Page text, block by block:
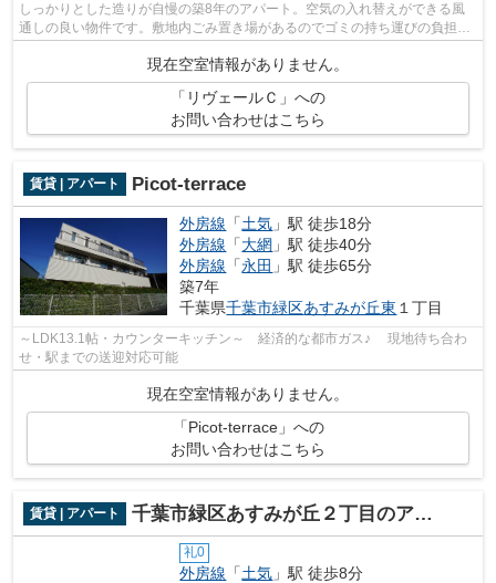
しっかりとした造りが自慢の築8年のアパート。空気の入れ替えができる風
通しの良い物件です。敷地内ごみ置き場があるのでゴミの持ち運びの負担を
現在空室情報がありません。
「リヴェールＣ」への
お問い合わせはこちら
賃貸 | アパート Picot-terrace
外房線 「土気 」駅 徒歩18分
外房線 「大網 」駅 徒歩40分
外房線 「永田 」駅 徒歩65分
築7年
千葉県千葉市緑区あすみが丘東 １丁目
～LDK13.1帖・カウンターキッチン～ 経済的な都市ガス♪ 現地待ち合わ
せ・駅までの送迎対応可能
現在空室情報がありません。
「Picot-terrace」への
お問い合わせはこちら
賃貸 | アパート 千葉市緑区あすみが丘２丁目のアパート
礼0
外房線 「土気 」駅 徒歩8分